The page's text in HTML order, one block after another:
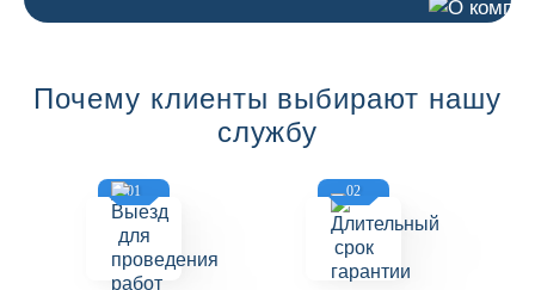
Почему клиенты выбирают нашу
службу
01 02